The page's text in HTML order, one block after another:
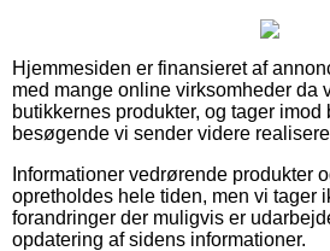
Hjemmesiden er finansieret af
med mange online virksomheder da
butikkernes produkter, og tager imod
besøgende vi sender videre
Informationer vedrørende produkter
opretholdes hele tiden, men vi tager
forandringer der muligvis er
opdatering af sidens informationer.